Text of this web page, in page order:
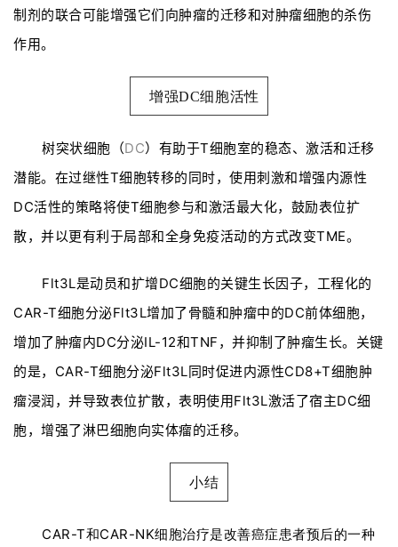
制剂的联合可能增强它们向肿瘤的迁移和对肿瘤细胞的杀伤
作用。
增强DC细胞活性
树突状细胞（DC）有助于T细胞室的稳态、激活和迁移
潜能。在过继性T细胞转移的同时，使用刺激和增强内源性
DC活性的策略将使T细胞参与和激活最大化，鼓励表位扩
散，并以更有利于局部和全身免疫活动的方式改变TME。
Flt3L是动员和扩增DC细胞的关键生长因子，工程化的
CAR-T细胞分泌Flt3L增加了骨髓和肿瘤中的DC前体细胞，
增加了肿瘤内DC分泌IL-12和TNF，并抑制了肿瘤生长。关键
的是，CAR-T细胞分泌Flt3L同时促进内源性CD8+T细胞肿
瘤浸润，并导致表位扩散，表明使用Flt3L激活了宿主DC细
胞，增强了淋巴细胞向实体瘤的迁移。
小结
CAR-T和CAR-NK细胞治疗是改善癌症患者预后的一种